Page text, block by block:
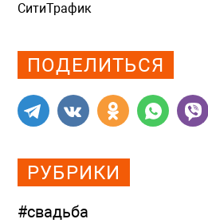
СитиТрафик
ПОДЕЛИТЬСЯ
РУБРИКИ
#свадьба